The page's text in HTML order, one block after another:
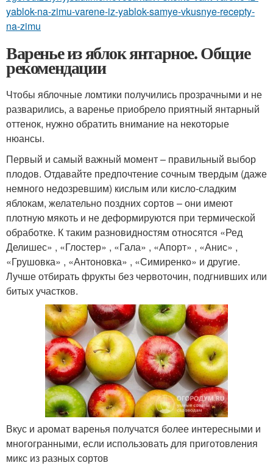
yablok-na-zimu-varene-iz-yablok-samye-vkusnye-recepty-
na-zimu
Варенье из яблок янтарное. Общие
рекомендации
Чтобы яблочные ломтики получились прозрачными и не
разварились, а варенье приобрело приятный янтарный
оттенок, нужно обратить внимание на некоторые
нюансы.
Первый и самый важный момент – правильный выбор
плодов. Отдавайте предпочтение сочным твердым (даже
немного недозревшим) кислым или кисло-сладким
яблокам, желательно поздних сортов – они имеют
плотную мякоть и не деформируются при термической
обработке. К таким разновидностям относятся «Ред
Делишес» , «Глостер» , «Гала» , «Апорт» , «Анис» ,
«Грушовка» , «Антоновка» , «Симиренко» и другие.
Лучше отбирать фрукты без червоточин, подгнивших или
битых участков.
Вкус и аромат варенья получатся более интересными и
многогранными, если использовать для приготовления
микс из разных сортов